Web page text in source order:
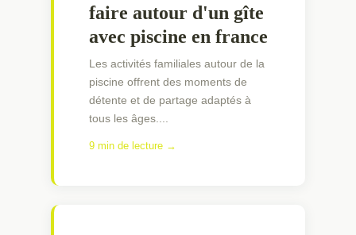
faire autour d'un gîte
avec piscine en france
Les activités familiales autour de la
piscine offrent des moments de
détente et de partage adaptés à
tous les âges....
9 min de lecture →